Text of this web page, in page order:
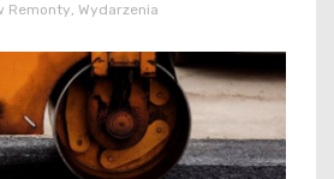
Remonty, Wydarzenia